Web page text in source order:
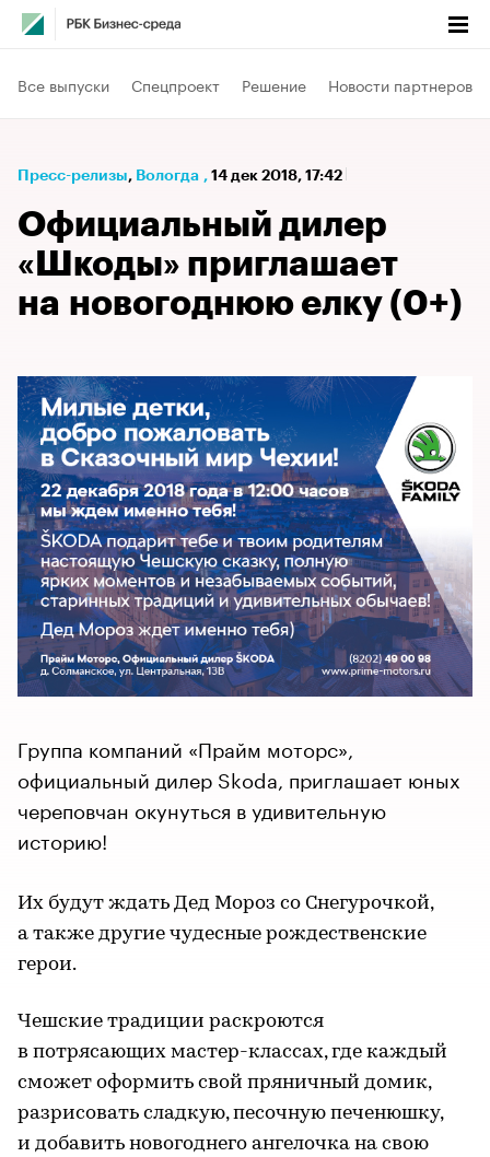
Все выпуски Спецпроект Решение Новости партнеров
Пресс-релизы⁠, Вологда , 14 дек 2018, 17:42
Официальный дилер
«Шкоды» приглашает
на новогоднюю елку (0+)
Группа компаний «Прайм моторс»,
официальный дилер Skoda, приглашает юных
череповчан окунуться в удивительную
историю!
Их будут ждать Дед Мороз со Снегурочкой,
а также другие чудесные рождественские
герои.
Чешские традиции раскроются
в потрясающих мастер-классах, где каждый
сможет оформить свой пряничный домик,
разрисовать сладкую, песочную печенюшку,
и добавить новогоднего ангелочка на свою